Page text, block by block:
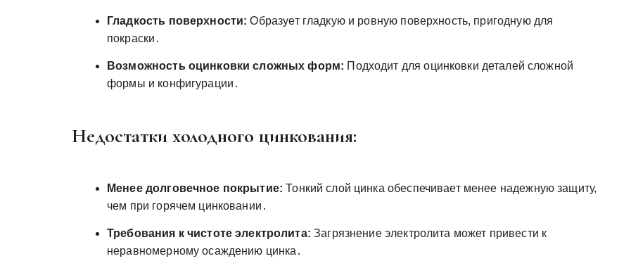
Гладкость поверхности: Образует гладкую и ровную поверхность, пригодную для
покраски․
Возможность оцинковки сложных форм: Подходит для оцинковки деталей сложной
формы и конфигурации․
Недостатки холодного цинкования:
Менее долговечное покрытие: Тонкий слой цинка обеспечивает менее надежную защиту,
чем при горячем цинковании․
Требования к чистоте электролита: Загрязнение электролита может привести к
неравномерному осаждению цинка․